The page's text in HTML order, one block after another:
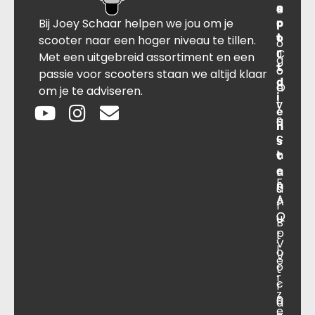
Bij Joey Schaar helpen we jou om je
scooter naar een hoger niveau te tillen.
Met een uitgebreid assortiment en een
passie voor scooters staan we altijd klaar
om je te adviseren.
s
p
o
r
t
d
i
e
n
s
t
e
n
A
u
t
o
t
r
a
B
l
o
g
O
v
e
r
o
n
s
O
p
l
o
c
a
o
r
t
C
o
n
t
a
c
t
F
A
Q
V
e
r
z
e
a
c
t
J
o
e
y
S
c
h
a
a
r
B
.
V
.
0